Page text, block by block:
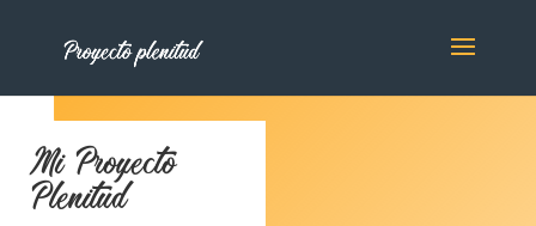
Mi Proyecto
Plenitud